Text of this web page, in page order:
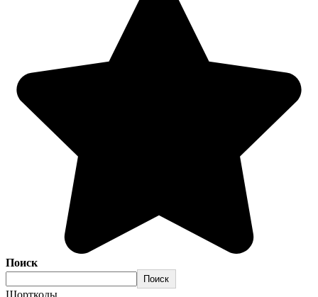
Поиск
Поиск